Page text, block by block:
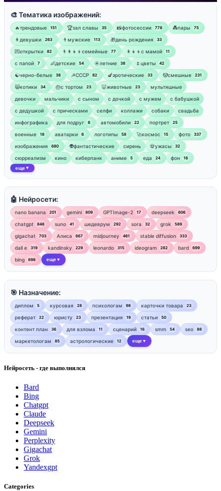
🎨 Тематика изображений:
🔥трендовые 151 🏆зал славы 35 📸фотосессии 778 💑пары 75
👩девушки 263 👨мужские 113 🎁день рождения 33
💌открытки 82 👨‍👩‍👧‍👦семейные 77 👩‍👧‍👦с мамой 11
‍с папой 7 👶детские 54 ☀️летние 38 🌷цветы 42
☯︎черно-белые 38 ☭СССР 82 🍆эротические 33 🤡смешные 231
😸котики 34 🎂с тортом 23 🐷животные 23
мультяшные
девочки
мальчики с сыном с дочкой с мужем
с бабушкой
с дедушкой
с прическами селфи коллажи собаки
свадьба
инфографика
для подруг 6 автомобили 22 портрет 25
военные 18 аватарки 6 логотипы 58 🚀космос 15 фото 337
изображения 680 👽фантастические сирень 💀ужасы 32
сюрреализм кино киберпанк аниме 5 еда 24 фон 16
еще ▼
🤖 Нейросети:
nano banana 201 gemini 809 GPTImage-2 17 deepseek 606
chatgpt 848 suno 41 шедеврум 292 sora 32 grok 589
gigachat 703 Алиса 667 midjourney 461 stable diffusion 333
dall e 319 kandinsky 229 leonardo 315 ideogram 282 bard 699
bing 698 еще ▼
🎯 Назначение:
диплом 5 курсовая 28 психологам 98 карточки товара 23
реферат 22 юристу 23 презентация 19 статьи 50
контент план 36 для взлома 11 сценарий 16 smm 54 seo 88
маркетологам 85 астрологические 12 еще ▼
Нейросеть - где выполнялся
Bard
Bing
Chatgpt
Claude
Deepseek
Gemini
Perplexity
Gigachat
Grok
Yandexgpt
Categories